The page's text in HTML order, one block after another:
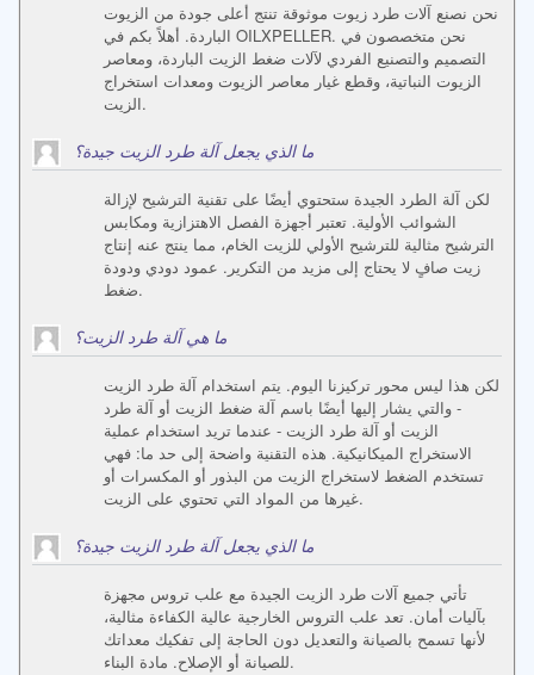
نحن نصنع آلات طرد زيوت موثوقة تنتج أعلى جودة من الزيوت
الباردة. أهلاً بكم في OILXPELLER. نحن متخصصون في
التصميم والتصنيع الفردي لآلات ضغط الزيت الباردة، ومعاصر
الزيوت النباتية، وقطع غيار معاصر الزيوت ومعدات استخراج
الزيت.
ما الذي يجعل آلة طرد الزيت جيدة؟
لكن آلة الطرد الجيدة ستحتوي أيضًا على تقنية الترشيح لإزالة
الشوائب الأولية. تعتبر أجهزة الفصل الاهتزازية ومكابس
الترشيح مثالية للترشيح الأولي للزيت الخام، مما ينتج عنه إنتاج
زيت صافٍ لا يحتاج إلى مزيد من التكرير. عمود دودي ودودة
ضغط.
ما هي آلة طرد الزيت؟
لكن هذا ليس محور تركيزنا اليوم. يتم استخدام آلة طرد الزيت
- والتي يشار إليها أيضًا باسم آلة ضغط الزيت أو آلة طرد
الزيت أو آلة طرد الزيت - عندما تريد استخدام عملية
الاستخراج الميكانيكية. هذه التقنية واضحة إلى حد ما: فهي
تستخدم الضغط لاستخراج الزيت من البذور أو المكسرات أو
غيرها من المواد التي تحتوي على الزيت.
ما الذي يجعل آلة طرد الزيت جيدة؟
تأتي جميع آلات طرد الزيت الجيدة مع علب تروس مجهزة
بآليات أمان. تعد علب التروس الخارجية عالية الكفاءة مثالية،
لأنها تسمح بالصيانة والتعديل دون الحاجة إلى تفكيك معداتك
للصيانة أو الإصلاح. مادة البناء.